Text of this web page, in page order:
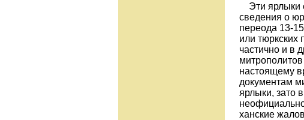
Эти ярлыки
сведения о
переода 13-
или тюркских
частично и в
настоящему
документам
ярлыки, зато
ханские